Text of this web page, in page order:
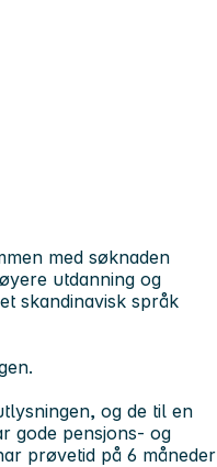
med søknaden
utdanning og
skandinavisk språk
og de til en
gode pensjons- og
prøvetid på 6 måneder